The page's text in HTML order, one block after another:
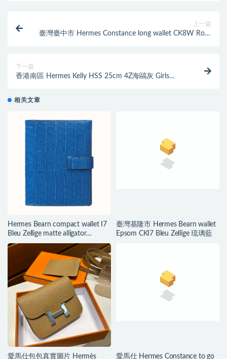
上一篇
臺灣臺中市 Hermes Constance long wallet CK8W Rose
下一篇
香港南區 Hermes Kelly HSS 25cm 4Z海鷗灰 Girls
相关文章
Hermes Bearn compact wallet I7
Bleu Zellige matte alligator
Mississippiensis
臺灣基隆市 Hermes Bearn wallet
Epsom CKI7 Bleu Zellige 琉璃藍
愛馬仕包包真實圖片 Hermès 愛馬仕 Hermes Constance to go